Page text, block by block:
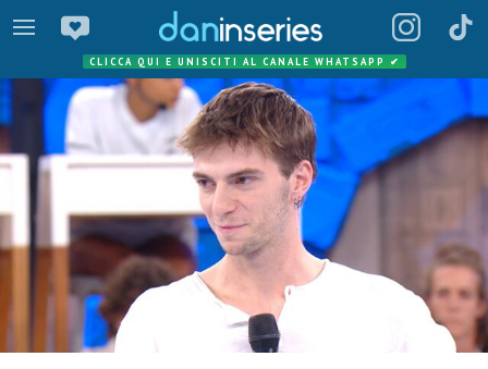
CLICCA QUI E UNISCITI AL CANALE WHATSAPP ✔